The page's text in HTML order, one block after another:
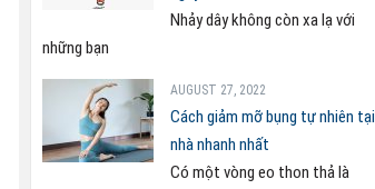
Nhảy dây không còn xa lạ với
những bạn
AUGUST 27, 2022
Cách giảm mỡ bụng tự nhiên tại
nhà nhanh nhất
Có một vòng eo thon thả là